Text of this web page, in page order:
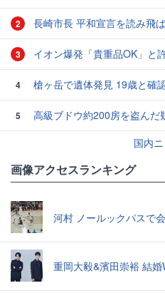
2 長崎市長 平和宣言を読み飛
3 イオン爆発「貴重品OK」と
4 槍ヶ岳で遺体発見 19歳と確
5
高級ブドウ約200房を盗んだ
国内
画像アクセスランキング
河村 ノールックパスで
重岡大毅&濱田崇裕 結婚